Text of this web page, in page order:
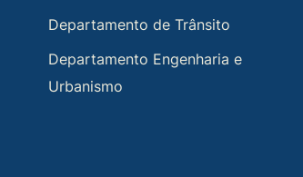
Departamento de Trânsito
Departamento Engenharia e
Urbanismo